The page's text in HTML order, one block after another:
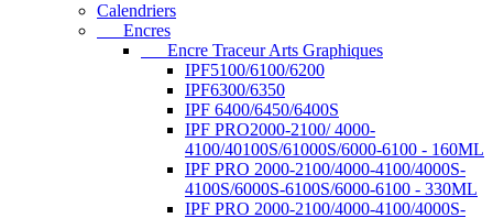
Calendriers
Encres
Encre Traceur Arts Graphiques
IPF5100/6100/6200
IPF6300/6350
IPF 6400/6450/6400S
IPF PRO2000-2100/ 4000-
4100/40100S/61000S/6000-6100 - 160ML
IPF PRO 2000-2100/4000-4100/4000S-
4100S/6000S-6100S/6000-6100 - 330ML
IPF PRO 2000-2100/4000-4100/4000S-